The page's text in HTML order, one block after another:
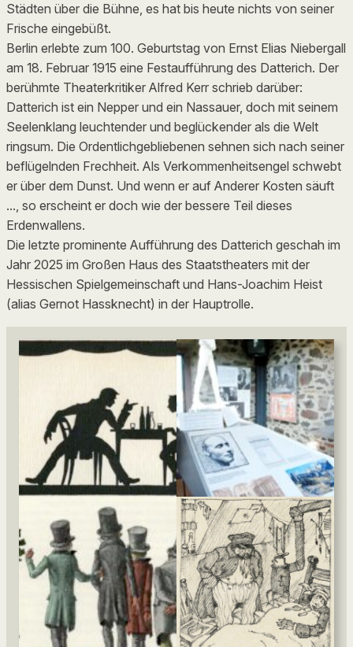
Städten über die Bühne, es hat bis heute nichts von seiner
Frische eingebüßt.
Berlin erlebte zum 100. Geburtstag von Ernst Elias Niebergall
am 18. Februar 1915 eine Festaufführung des Datterich. Der
berühmte Theaterkritiker Alfred Kerr schrieb darüber:
Datterich ist ein Nepper und ein Nassauer, doch mit seinem
Seelenklang leuchtender und beglückender als die Welt
ringsum. Die Ordentlichgebliebenen sehnen sich nach seiner
beflügelnden Frechheit. Als Verkommenheitsengel schwebt
er über dem Dunst. Und wenn er auf Anderer Kosten säuft
…, so erscheint er doch wie der bessere Teil dieses
Erdenwallens.
Die letzte prominente Aufführung des Datterich geschah im
Jahr 2025 im Großen Haus des Staatstheaters mit der
Hessischen Spielgemeinschaft und Hans-Joachim Heist
(alias Gernot Hassknecht) in der Hauptrolle.